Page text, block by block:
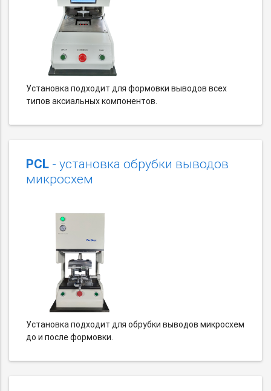
Установка подходит для формовки выводов всех
типов аксиальных компонентов.
PCL - установка обрубки выводов
микросхем
Установка подходит для обрубки выводов микросхем
до и после формовки.